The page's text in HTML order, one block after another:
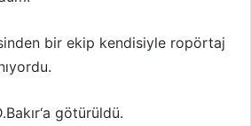
bir ekip kendisiyle ropörtaj
götürüldü.